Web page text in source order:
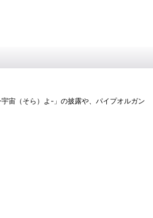
宙（そら）よ-」の披露や、パイプオルガン